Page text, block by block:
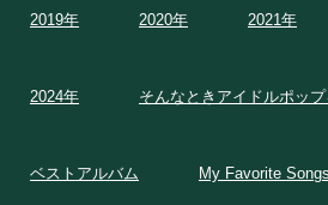
2019年 2020年 2021年
2024年 そんなときアイドルポッ
ベストアルバム My Favorite